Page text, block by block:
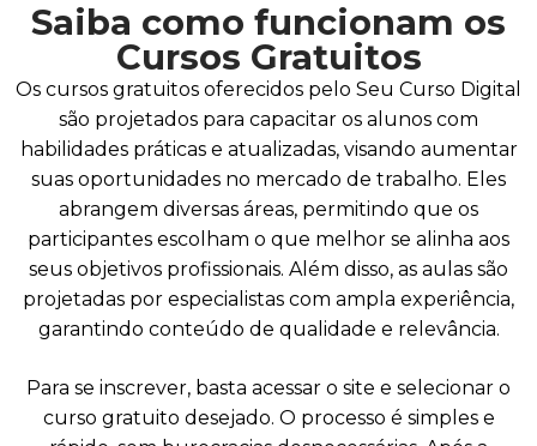
Saiba como funcionam os
Cursos Gratuitos
Os cursos gratuitos oferecidos pelo Seu Curso Digital
são projetados para capacitar os alunos com
habilidades práticas e atualizadas, visando aumentar
suas oportunidades no mercado de trabalho. Eles
abrangem diversas áreas, permitindo que os
participantes escolham o que melhor se alinha aos
seus objetivos profissionais. Além disso, as aulas são
projetadas por especialistas com ampla experiência,
garantindo conteúdo de qualidade e relevância.
Para se inscrever, basta acessar o site e selecionar o
curso gratuito desejado. O processo é simples e